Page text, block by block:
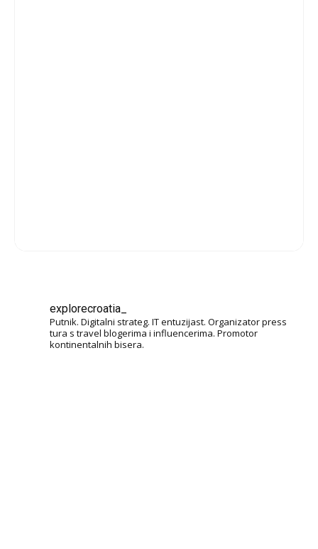
explorecroatia_
Putnik. Digitalni strateg. IT entuzijast. Organizator press
tura s travel blogerima i influencerima. Promotor
kontinentalnih bisera.